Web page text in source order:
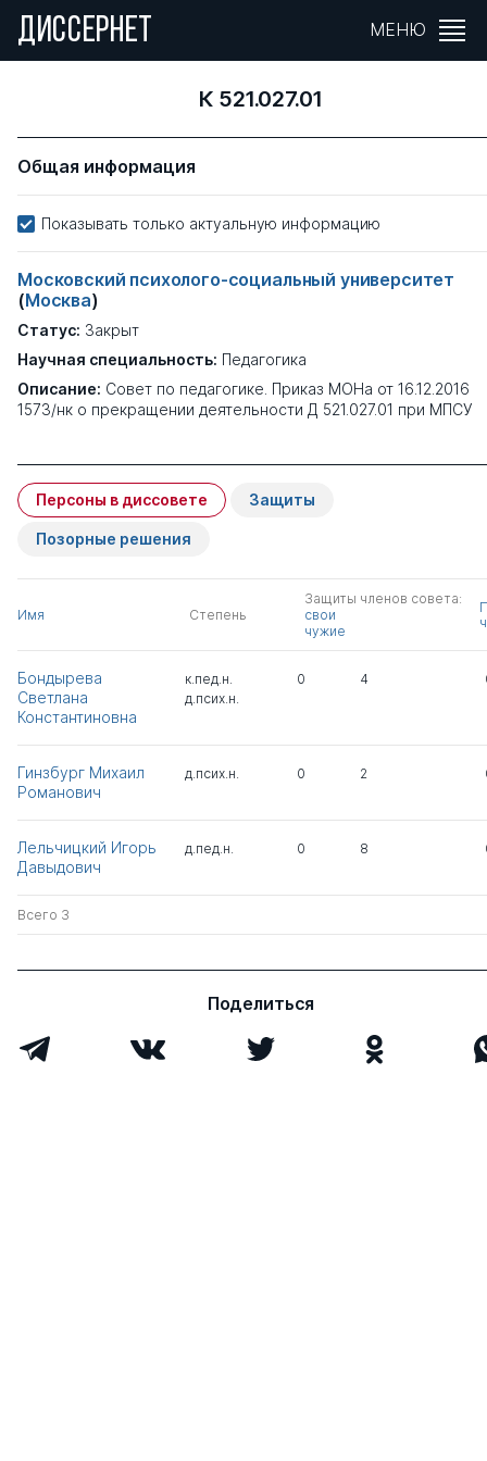
ДИССЕРНЕТ МЕНЮ
К 521.027.01
Общая информация
Показывать только актуальную информацию
Московский психолого-социальный университет
(Москва)
Статус: Закрыт
Научная специальность: Педагогика
Описание: Совет по педагогике. Приказ МОНа от 16.12.2016
1573/нк о прекращении деятельности Д 521.027.01 при МПСУ
Персоны в диссовете Защиты
Позорные решения
Имя Степень
Защиты членов совета:
свои
чужие
Бондырева
Светлана
Константиновна
к.пед.н.
д.псих.н.
0 4
Гинзбург Михаил
Романович
д.псих.н. 0 2
Лельчицкий Игорь
Давыдович
д.пед.н. 0 8
Всего 3
Поделиться